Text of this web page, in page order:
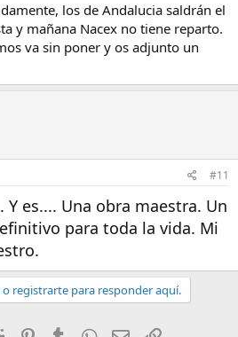
los de Andalucia saldrán el
y mañana Nacex no tiene reparto.
va sin poner y os adjunto un
#11
Y es.... Una obra maestra. Un
para toda la vida. Mi
o registrarte para responder aquí.